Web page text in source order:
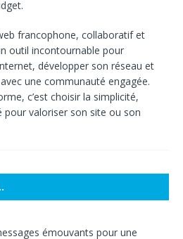
francophone, collaboratif et
outil incontournable pour
développer son réseau et
une communauté engagée.
c’est choisir la simplicité,
pour valoriser son site ou son
émouvants pour une